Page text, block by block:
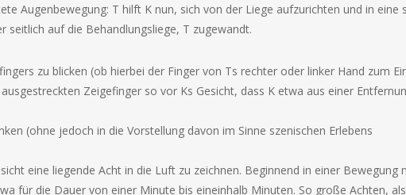
Augenbewegung: T hilft K nun, sich von der Liege aufzurichten und in eine
seitlich auf die Behandlungsliege, T zugewandt.
zu blicken (ob hierbei der Finger von Ts rechter oder linker Hand zum
Zeigefinger so vor Ks Gesicht, dass K etwa aus einer
(ohne jedoch in die Vorstellung davon im Sinne szenischen Erlebens
eine liegende Acht in die Luft zu zeichnen. Beginnend in einer Bewegung
für die Dauer von einer Minute bis eineinhalb Minuten. So große Achten,